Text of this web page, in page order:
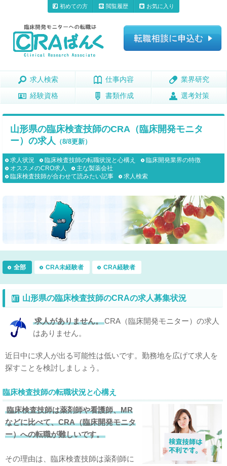
初めての方 閲覧履歴 お気に入り
求人検索
求人検索 仕事内容
仕事内容 業界研究
業界研究
経験資格
経験資格 書類作成
書類作成 選考対策
選考対策
山形県の臨床検査技師のCRA（臨床開発モニタ
ー）の求人 （8/8更新）
求人状況 臨床検査技師の転職状況と心構え
臨床開発業界の特徴
オススメのCRO求人
主な製薬会社
臨床検査技師が合わせて読みたい記事
求人検索
全部 CRA未経験者 CRA経験者
山形県の臨床検査技師のCRAの求人募集状況
求人がありません。CRA（臨床開発モニター）の求人
はありません。
近日中に求人が出る可能性は低いです。勤務地を広げて求人を
探すことを検討しましょう。
臨床検査技師の転職状況と心構え
臨床検査技師は薬剤師や看護師、MR
などに比べて、CRA（臨床開発モニタ
ー）への転職が難しいです。
その理由は、臨床検査技師は薬剤師に